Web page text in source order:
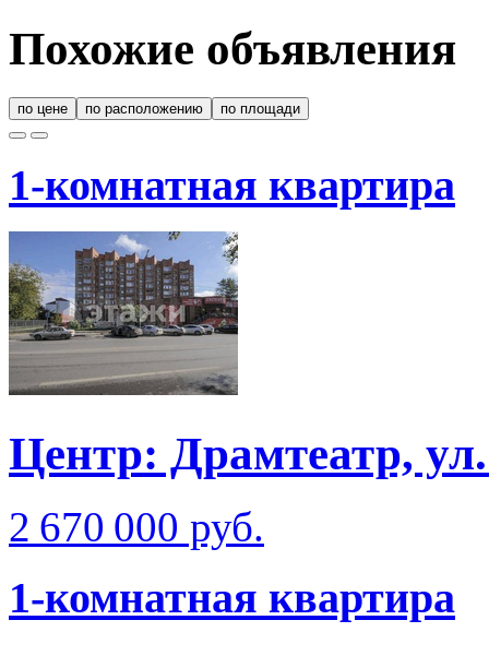
Похожие объявления
по цене по расположению по площади
1-комнатная квартира
Центр: Драмтеатр,
2 670 000 руб.
1-комнатная квартира